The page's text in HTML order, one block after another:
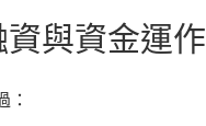
與資金運作
：